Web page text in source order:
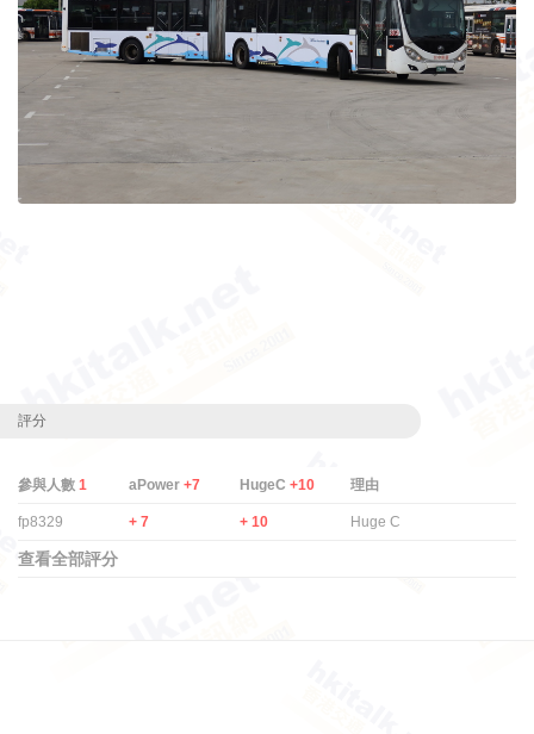
評分
參與人數 1 aPower +7 HugeC +10 理由
fp8329 + 7 + 10 Huge C
查看全部評分